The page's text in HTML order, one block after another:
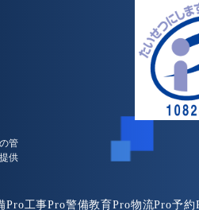
管
供
Pro工事Pro警備教育Pro物流Pro予約